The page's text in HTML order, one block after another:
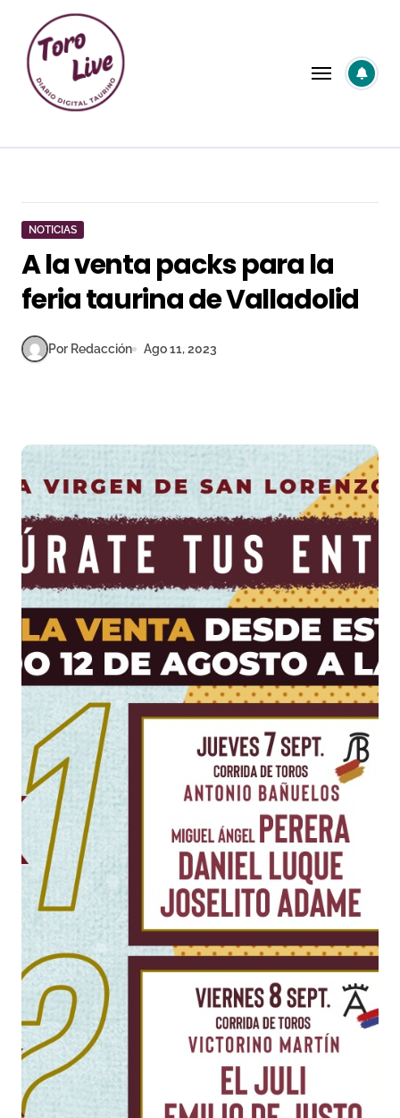
contenido
NOTICIAS
A la venta packs para la
feria taurina de Valladolid
Por Redacción Ago 11, 2023